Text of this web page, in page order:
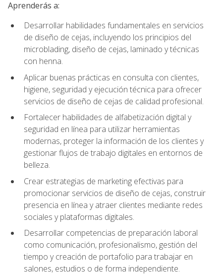
Aprenderás a:
Desarrollar habilidades fundamentales en servicios
de diseño de cejas, incluyendo los principios del
microblading, diseño de cejas, laminado y técnicas
con henna.
Aplicar buenas prácticas en consulta con clientes,
higiene, seguridad y ejecución técnica para ofrecer
servicios de diseño de cejas de calidad profesional.
Fortalecer habilidades de alfabetización digital y
seguridad en línea para utilizar herramientas
modernas, proteger la información de los clientes y
gestionar flujos de trabajo digitales en entornos de
belleza.
Crear estrategias de marketing efectivas para
promocionar servicios de diseño de cejas, construir
presencia en línea y atraer clientes mediante redes
sociales y plataformas digitales.
Desarrollar competencias de preparación laboral
como comunicación, profesionalismo, gestión del
tiempo y creación de portafolio para trabajar en
salones, estudios o de forma independiente.